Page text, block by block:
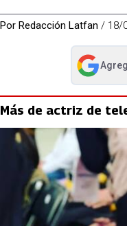
Por Redacción Latfan / 18/
abre en
Más de actriz de